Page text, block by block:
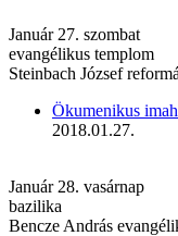
Január 27. szombat
evangélikus templom
Steinbach József
Ökumenikus
2018.01.27.
Január 28. vasárnap
bazilika
Bencze András